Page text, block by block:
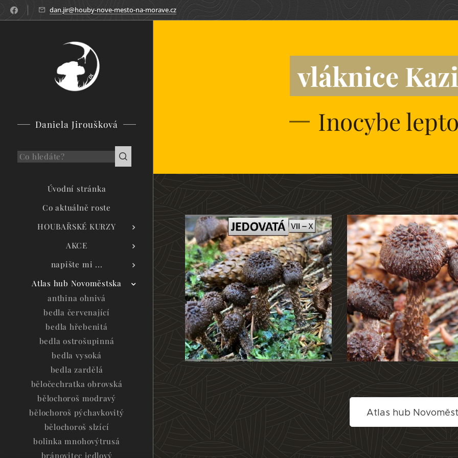
dan.jir@houby-nove-mesto-na-morave.cz
Daniela Jiroušková
Úvodní stránka
Co aktuálně roste
HOUBAŘSKÉ KURZY
AKCE
napište mi ...
Atlas hub Novoměstska
anthina ohnivá
bedla červenající
bedla hřebenitá
bedla ostrošupinná
bedla vysoká
bedla zardělá
běločechratka obrovská
bělochoroš modravý
bělochoroš pýchavkovitý
bělochoroš slzící
bolinka mnohovýtrusá
bránovitec jedlový
vláknice
Inocybe
Atlas hub